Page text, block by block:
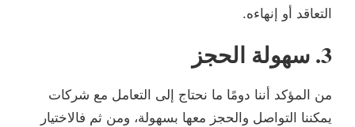
التعاقد أو إنهاءه.
3. سهولة الحجز
من المؤكد أننا دومًا ما نحتاج إلى التعامل مع شركات
يمكننا التواصل والحجز معها بسهولة، ومن ثم فالاختيار